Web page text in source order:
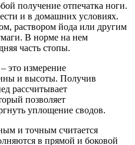
получение отпечатка ноги.
и в домашних условиях.
раствором йода или другим
В норме на нем
часть стопы.
это измерение
и высоты. Получив
рассчитывает
позволяет
уплощение сводов.
и точным считается
в прямой и боковой